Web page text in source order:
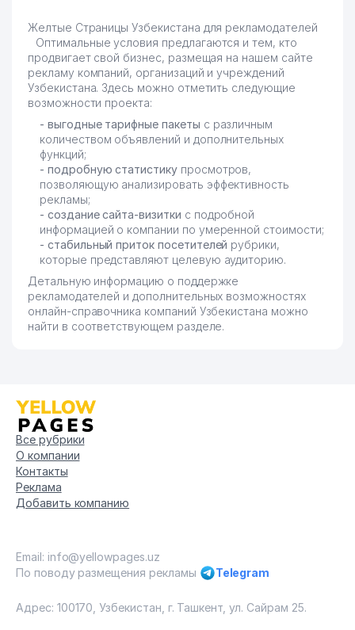
Желтые Страницы Узбекистана для рекламодателей
Оптимальные условия предлагаются и тем, кто
продвигает свой бизнес, размещая на нашем сайте
рекламу компаний, организаций и учреждений
Узбекистана. Здесь можно отметить следующие
возможности проекта:
- выгодные тарифные пакеты с различным
количеством объявлений и дополнительных
функций;
- подробную статистикупросмотров,
позволяющую анализировать эффективность
рекламы;
- создание сайта-визитки с подробной
информацией о компании по умеренной стоимости;
- стабильный приток посетителей рубрики,
которые представляют целевую аудиторию.
Детальную информацию о поддержке
рекламодателей и дополнительных возможностях
онлайн-справочника компаний Узбекистана можно
найти в соответствующем разделе.
Все рубрики
О компании
Контакты
Реклама
Добавить компанию
Email: info@yellowpages.uz
По поводу размещения рекламы
Telegram
Адрес: 100170, Узбекистан, г. Ташкент, ул. Сайрам 25.